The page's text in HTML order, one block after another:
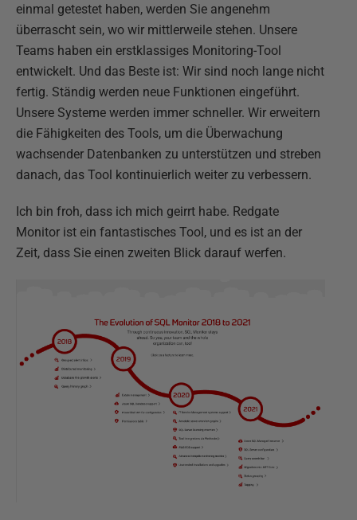
einmal getestet haben, werden Sie angenehm
überrascht sein, wo wir mittlerweile stehen. Unsere
Teams haben ein erstklassiges Monitoring-Tool
entwickelt. Und das Beste ist: Wir sind noch lange nicht
fertig. Ständig werden neue Funktionen eingeführt.
Unsere Systeme werden immer schneller. Wir erweitern
die Fähigkeiten des Tools, um die Überwachung
wachsender Datenbanken zu unterstützen und streben
danach, das Tool kontinuierlich weiter zu verbessern.
Ich bin froh, dass ich mich geirrt habe. Redgate
Monitor ist ein fantastisches Tool, und es ist an der
Zeit, dass Sie einen zweiten Blick darauf werfen.